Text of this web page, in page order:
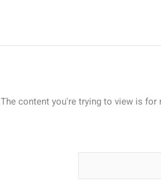
The content you're trying to view is